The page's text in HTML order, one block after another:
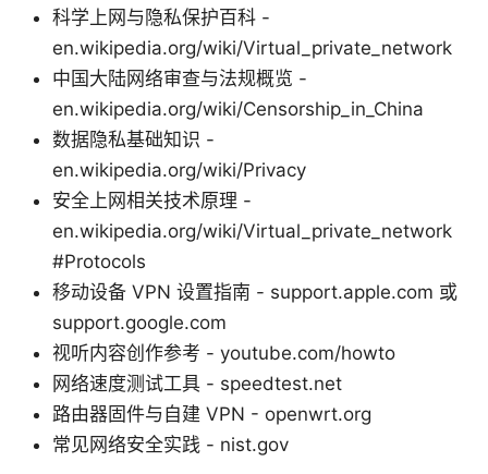
科学上网与隐私保护百科 -
en.wikipedia.org/wiki/Virtual_private_network
中国大陆网络审查与法规概览 -
en.wikipedia.org/wiki/Censorship_in_China
数据隐私基础知识 -
en.wikipedia.org/wiki/Privacy
安全上网相关技术原理 -
en.wikipedia.org/wiki/Virtual_private_network
#Protocols
移动设备 VPN 设置指南 - support.apple.com 或
support.google.com
视听内容创作参考 - youtube.com/howto
网络速度测试工具 - speedtest.net
路由器固件与自建 VPN - openwrt.org
常见网络安全实践 - nist.gov